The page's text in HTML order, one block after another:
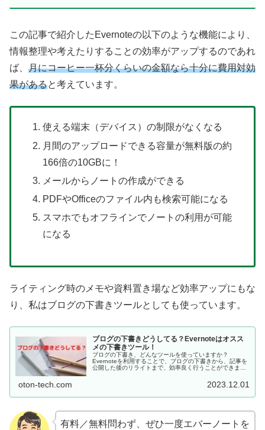
この記事で紹介したEvernoteの以下のような機能により、
情報整理や考えたりすることの効率がアップするのであれ
ば、 月にコーヒー一杯分くらいの金額なら十分に費用対効
果があると考えています。
使える端末（デバイス）の制限がなくなる
月間のアップロードできる容量が無料版の約
166倍の10GBに！
メールからノートの作成ができる
PDFやOfficeのファイル内も検索可能になる
スマホでもオフラインでノートの利用が可能
になる
ライティング時のメモや資料置き場など効率アップにもな
り、私はブログの下書きツールとしても使っています。
ブログの下書きどうしてる？Evernoteはオスス
メの下書きツール！
ブログの下書き、どんなツールを使っていますか？
Evernoteを利用することで、ブログの下書きから、記事を
公開した後のリライトまで、効率良く行うことができま
oton-tech.com 2023.12.01
有料／無料問わず、ぜひ一度エバーノートを